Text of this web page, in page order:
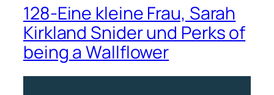
128-Eine kleine Frau, Sarah
Kirkland Snider und Perks of
being a Wallflower